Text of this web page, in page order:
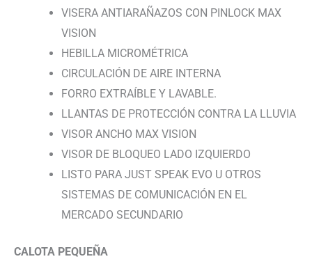
VISERA ANTIARAÑAZOS CON PINLOCK MAX
VISION
HEBILLA MICROMÉTRICA
CIRCULACIÓN DE AIRE INTERNA
FORRO EXTRAÍBLE Y LAVABLE.
LLANTAS DE PROTECCIÓN CONTRA LA LLUVIA
VISOR ANCHO MAX VISION
VISOR DE BLOQUEO LADO IZQUIERDO
LISTO PARA JUST SPEAK EVO U OTROS
SISTEMAS DE COMUNICACIÓN EN EL
MERCADO SECUNDARIO
CALOTA PEQUEÑA